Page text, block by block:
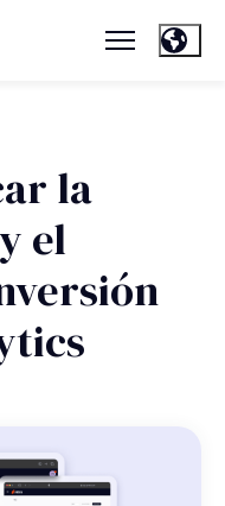
la
el